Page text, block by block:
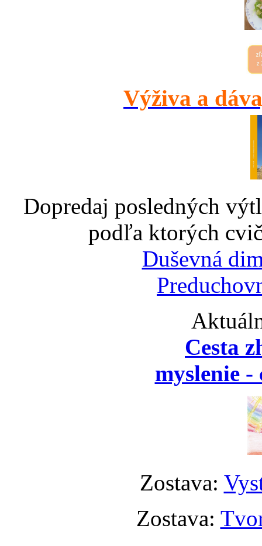
Výživa a
Dopredaj posledných
podľa ktorých
Duševná
Cesta
myslenie
Zostava:
Zostava: